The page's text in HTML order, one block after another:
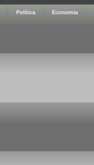
Política Economia